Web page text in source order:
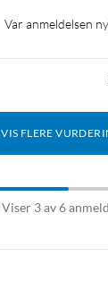
Var anmeldelsen
VIS FLERE
Viser 3 av 6